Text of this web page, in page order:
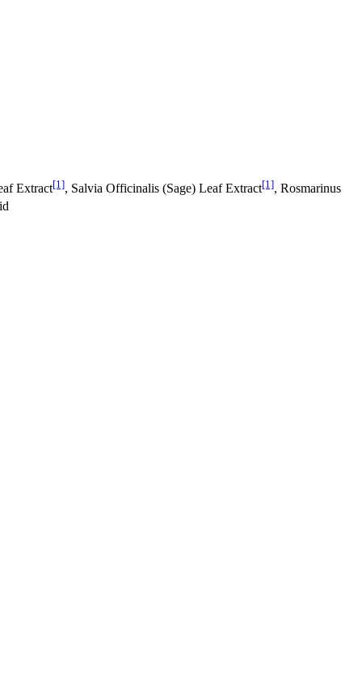
Extract[1], Salvia Officinalis (Sage) Leaf Extract[1], Rosmarinus